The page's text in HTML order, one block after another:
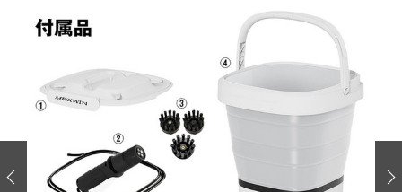
九州
注目の記事
ショップレポート
自動車豆知識 ストップ！不具合修理＆粗悪修理
鈑金・塗装
ディテイリング
ディテイリング
ヘッドライト磨き コーティング
鈑金・塗装
小キズ直し
特集記事